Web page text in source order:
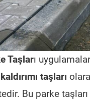
Taşları
kaldırımı taşları
Bu parke